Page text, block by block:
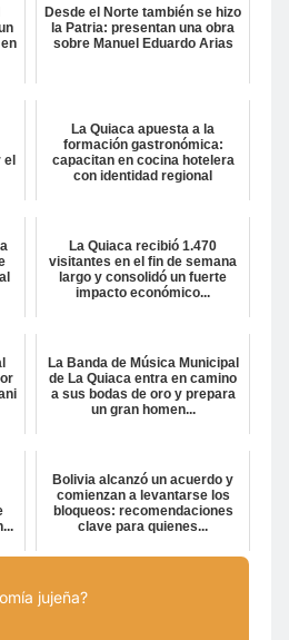
Desde el Norte también se hizo
la Patria: presentan una obra
sobre Manuel Eduardo Arias
el
La Quiaca apuesta a la
formación gastronómica:
capacitan en cocina hotelera
con identidad regional
La Quiaca recibió 1.470
visitantes en el fin de semana
largo y consolidó un fuerte
impacto económico...
La Banda de Música Municipal
de La Quiaca entra en camino
a sus bodas de oro y prepara
un gran homen...
Bolivia alcanzó un acuerdo y
comienzan a levantarse los
bloqueos: recomendaciones
clave para quienes...
jujeña?